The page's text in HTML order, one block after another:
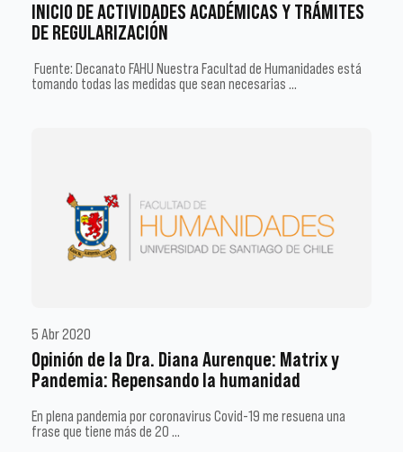
INICIO DE ACTIVIDADES ACADÉMICAS Y TRÁMITES
DE REGULARIZACIÓN
Fuente: Decanato FAHU Nuestra Facultad de Humanidades está
tomando todas las medidas que sean necesarias …
5 Abr 2020
Opinión de la Dra. Diana Aurenque: Matrix y
Pandemia: Repensando la humanidad
En plena pandemia por coronavirus Covid-19 me resuena una
frase que tiene más de 20 …